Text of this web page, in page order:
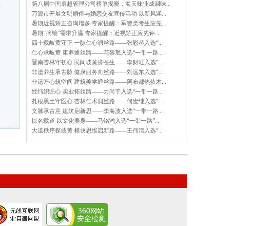
第八届中国卓越管理公司榜单揭晓，海天味业成调味...
万源市开展文明婚俗与婚恋交友宣传活动 以新风涵...
暑期近视矫正咨询增多 专家提醒：军警类考生应先...
暑期“摘镜”需求升温 专家提醒：近视矫正应先评...
四十载岐黄守正 一脉仁心润丝路——张彩琴入选“...
仁心承岐黄 康养通丝路——花黎珉入选“一带一路...
晋南杏林守初心 民间岐黄济苍生——李财旺入选“...
非遗养生承古脉 健康服务向丝路——刘远东入选“...
非遗匠心筑空间 建筑美学通丝路——阿布都热依木...
经纬织匠心 实业拓丝路——力尚于入选“一带一路...
扎根黑土守医心 杏林仁术润丝路——何宏继入选“...
文脉承古意 建筑启新思——李海波入选“一带一路...
以名载道 以文化养身——马铭鸿入选“一带一路”...
大道秩序探岐黄 模块思维启新路——王伟清入选“...